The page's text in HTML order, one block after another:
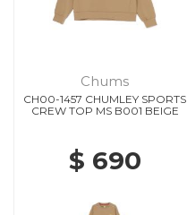
Chums
CH00-1457 CHUMLEY SPORTS
CREW TOP MS B001 BEIGE
$ 690